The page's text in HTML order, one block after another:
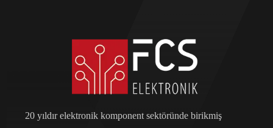
20 yıldır elektronik komponent sektöründe birikmiş